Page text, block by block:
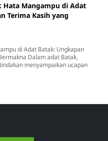
Hata Mangampu di Adat
Terima Kasih yang
di Adat Batak: Ungkapan
Dalam adat Batak,
menyampaikan ucapan